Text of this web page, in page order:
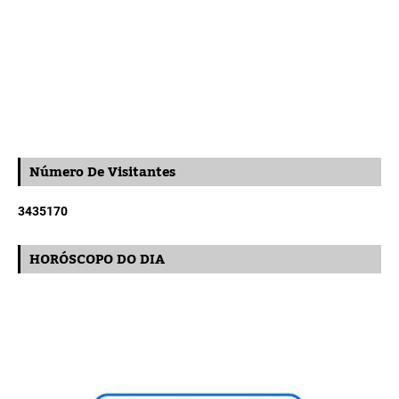
Número De Visitantes
3435170
HORÓSCOPO DO DIA